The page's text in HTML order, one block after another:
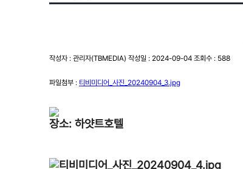
작성자 : 관리자(TBMEDIA) 작성일 : 2024-09-04 조회수 : 588
파일첨부 : 티비미디어_사진_20240904_3.jpg
장소: 하얏트호텔